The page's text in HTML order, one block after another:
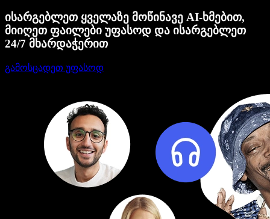
ისარგებლეთ ყველაზე მოწინავე AI-ხმებით,
მიიღეთ ფაილები უფასოდ და ისარგებლეთ
24/7 მხარდაჭერით
გამოსცადეთ უფასოდ